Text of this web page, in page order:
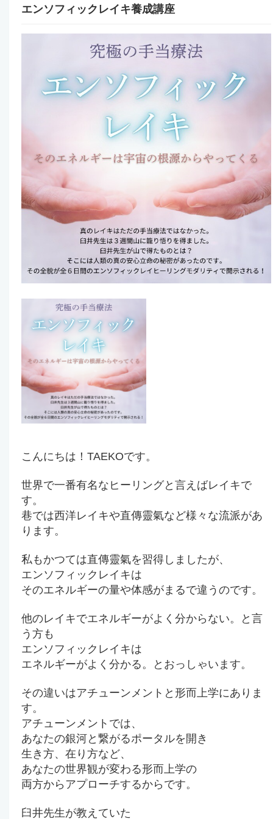
エンソフィックレイキ養成講座
こんにちは！TAEKOです。
世界で一番有名なヒーリングと言えばレイキで
す。
巷では西洋レイキや直傳靈氣など様々な流派があ
ります。
私もかつては直傳靈氣を習得しましたが、
エンソフィックレイキは
そのエネルギーの量や体感がまるで違うのです。
他のレイキでエネルギーがよく分からない。と言
う方も
エンソフィックレイキは
エネルギーがよく分かる。とおっしゃいます。
その違いはアチューンメントと形而上学にありま
す。
アチューンメントでは、
あなたの銀河と繋がるポータルを開き
生き方、在り方など、
あなたの世界観が変わる形而上学の
両方からアプローチするからです。
臼井先生が教えていた